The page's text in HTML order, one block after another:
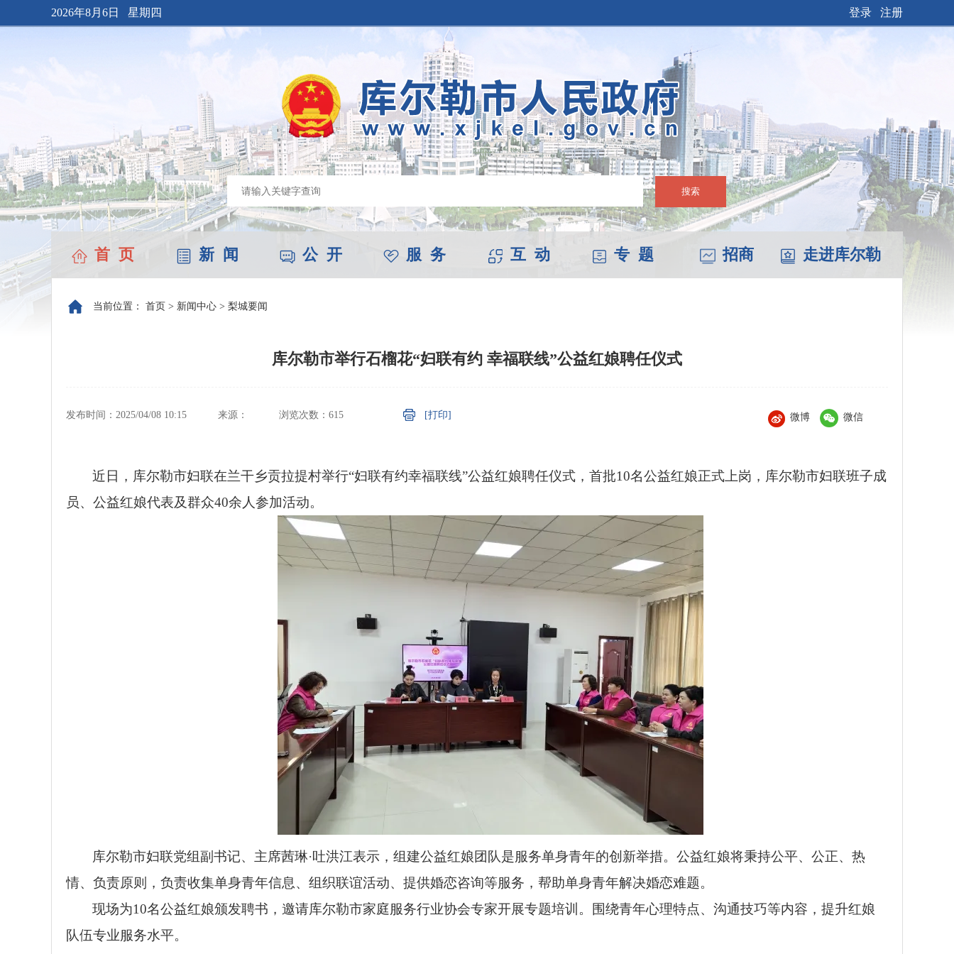
2026年8月6日 星期四 登录 注册
搜索
首 页 新 闻 公 开 服 务 互 动 专 题 招商 走进库尔勒
当前位置： 首页 > 新闻中心 > 梨城要闻
库尔勒市举行石榴花“妇联有约 幸福联线”公益红娘聘任仪式
发布时间：2025/04/08 10:15 来源： 浏览次数： 615 [打印] 微博 微信
近日，库尔勒市妇联在兰干乡贡拉提村举行“妇联有约幸福联线”公益红娘聘任仪式，首批10名公益红娘正式上岗，库尔勒市妇联班子成
员、公益红娘代表及群众40余人参加活动。
库尔勒市妇联党组副书记、主席茜琳·吐洪江表示，组建公益红娘团队是服务单身青年的创新举措。公益红娘将秉持公平、公正、热
情、负责原则，负责收集单身青年信息、组织联谊活动、提供婚恋咨询等服务，帮助单身青年解决婚恋难题。
现场为10名公益红娘颁发聘书，邀请库尔勒市家庭服务行业协会专家开展专题培训。围绕青年心理特点、沟通技巧等内容，提升红娘
队伍专业服务水平。